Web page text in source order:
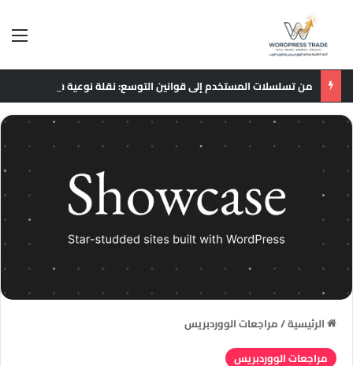
الرئيسية/مراجعات الووردبريس
مراجعات الووردبريس